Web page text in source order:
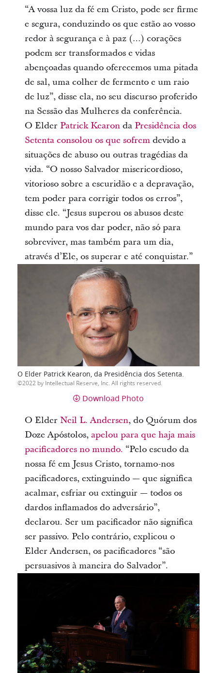
“A vossa luz da fé em Cristo, pode ser firme
e segura, conduzindo os que estão ao vosso
redor à segurança e à paz (…) corações
podem ser transformados e vidas
abençoadas quando oferecemos uma pitada
de sal, uma colher de fermento e um raio
de luz”, disse ela, no seu discurso proferido
na Sessão das Mulheres da conferência.
O Elder Patrick Kearonda Presidência dos
Setenta consolou os que sofremdevido a
situações de abuso ou outras tragédias da
vida. “O nosso Salvador misericordioso,
vitorioso sobre a escuridão e a depravação,
tem poder para corrigir todos os erros”,
disse ele. “Jesus superou os abusos deste
mundo para vos dar poder, não só para
sobreviver, mas também para um dia,
através d’Ele, os superar e até conquistar.”
O Elder Patrick Kearon, da Presidência dos Setenta.
2022 by Intellectual Reserve, Inc. All rights reserved.
Download Photo
O Elder Neil L. Andersen, do Quórum dos
Doze Apóstolos, apelou para que haja mais
pacificadores no mundo. “Pelo escudo da
nossa fé em Jesus Cristo, tornamo-nos
pacificadores, extinguindo — que significa
acalmar, esfriar ou extinguir — todos os
dardos inflamados do adversário”,
declarou. Ser um pacificador não significa
ser passivo. Pelo contrário, explicou o
Elder Andersen, os pacificadores “são
persuasivos à maneira do Salvador”.